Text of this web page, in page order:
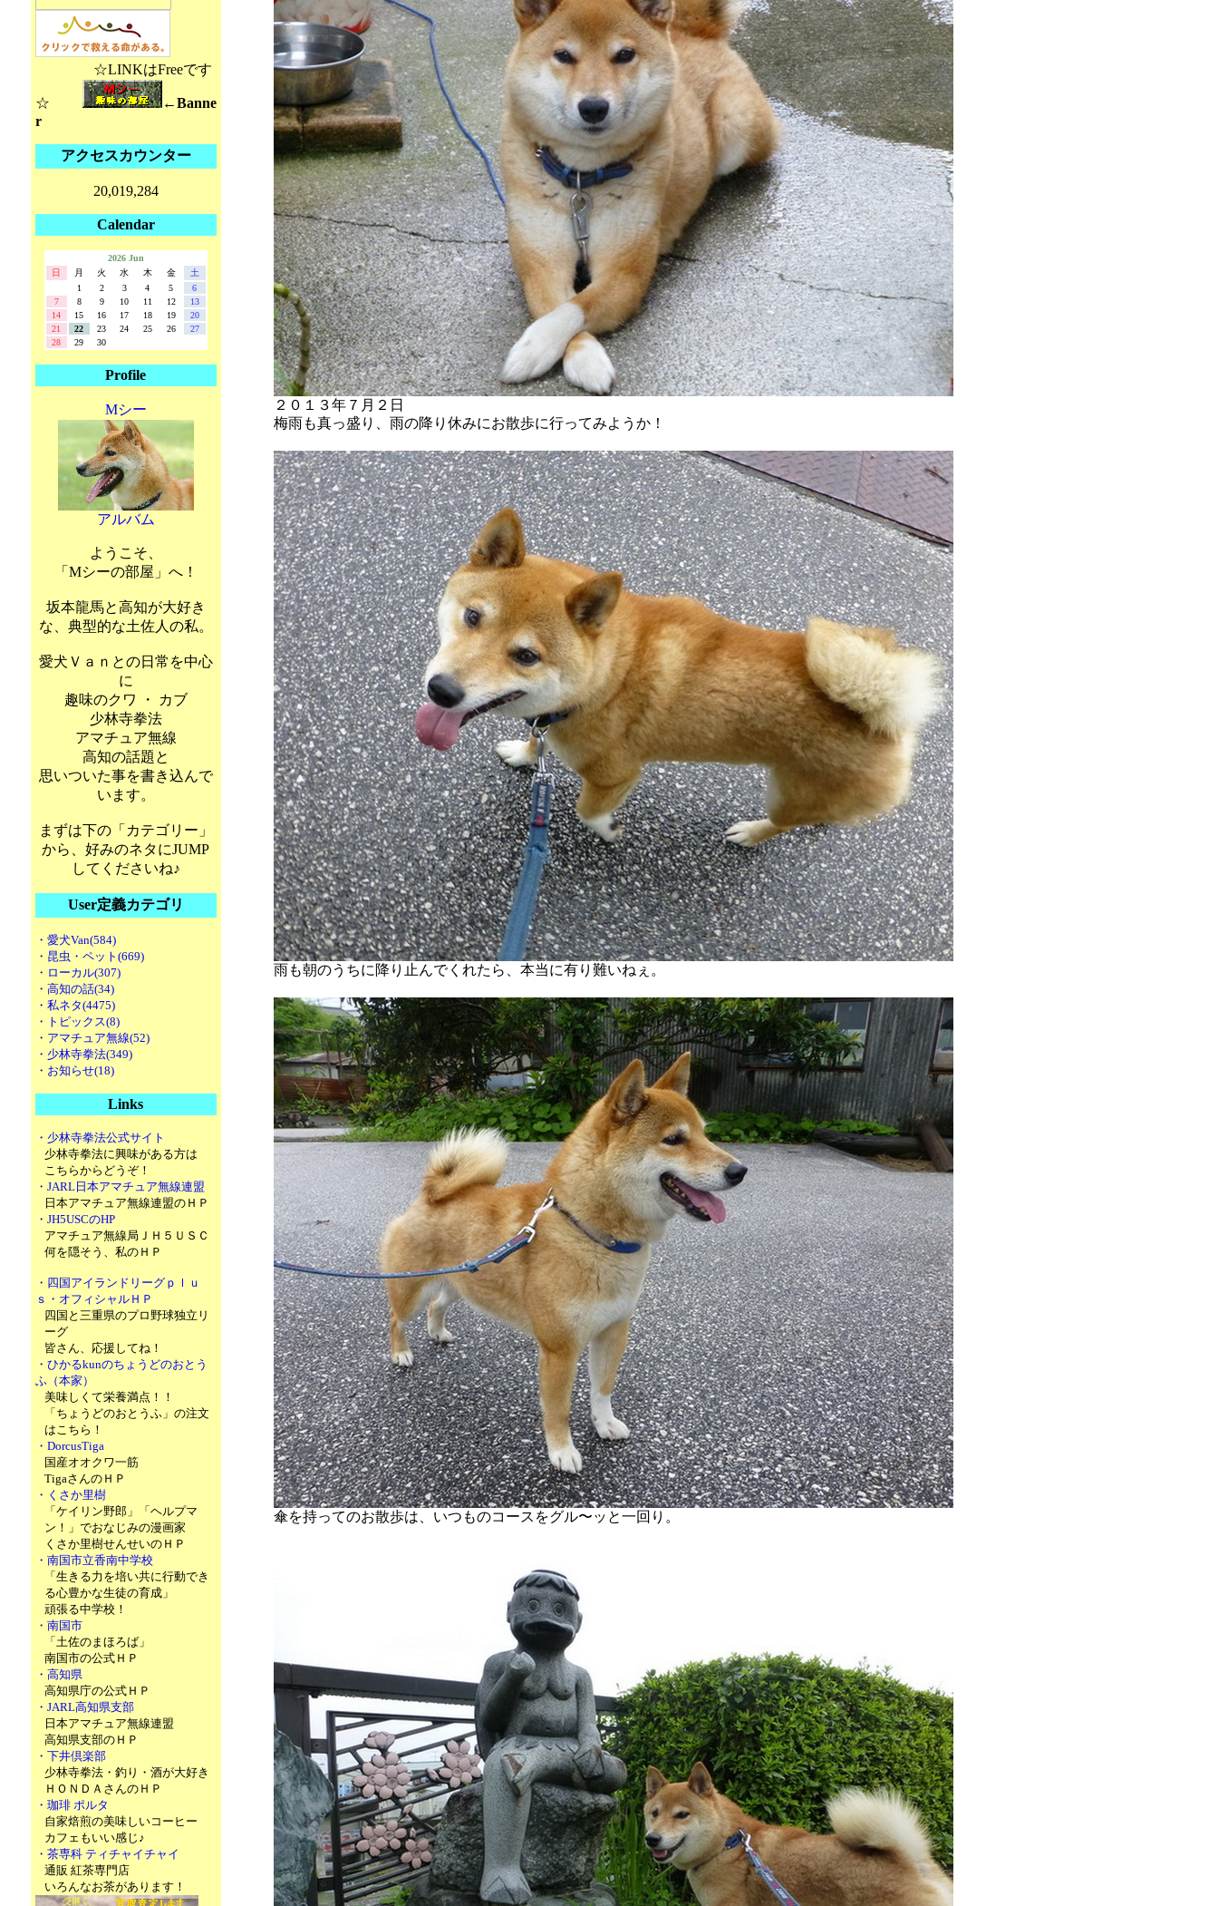
☆LINKはFreeです
☆
←Banne
r
アクセスカウンター
20,019,284
Calendar
2026 Jun
日
月 火 水 木 金
土
1
2 3 4 5
6
7
8 9 10 11 12
13
14
15 16 17 18 19
20
21
22 23 24 25 26
27
28
29 30
Profile
Mシー
アルバム
ようこそ、
「Mシーの部屋」へ！
坂本龍馬と高知が大好き
な、典型的な土佐人の私。
愛犬Ｖａｎとの日常を中心
に
趣味のクワ ・ カブ
少林寺拳法
アマチュア無線
高知の話題と
思いついた事を書き込んで
います。
まずは下の「カテゴリー」
から、好みのネタにJUMP
してくださいね♪
User定義カテゴリ
・愛犬Van(584)
・昆虫・ペット(669)
・ローカル(307)
・高知の話(34)
・私ネタ(4475)
・トピックス(8)
・アマチュア無線(52)
・少林寺拳法(349)
・お知らせ(18)
Links
・少林寺拳法公式サイト
少林寺拳法に興味がある方は
こちらからどうぞ！
・JARL日本アマチュア無線連盟
日本アマチュア無線連盟のＨＰ
・JH5USCのHP
アマチュア無線局ＪＨ５ＵＳＣ
何を隠そう、私のＨＰ
・四国アイランドリーグｐｌｕ
ｓ・オフィシャルＨＰ
四国と三重県のプロ野球独立リ
ーグ
皆さん、応援してね！
・ひかるkunのちょうどのおとう
ふ（本家）
美味しくて栄養満点！！
「ちょうどのおとうふ」の注文
はこちら！
・DorcusTiga
国産オオクワ一筋
TigaさんのＨＰ
・くさか里樹
「ケイリン野郎」「ヘルプマ
ン！」でおなじみの漫画家
くさか里樹せんせいのＨＰ
・南国市立香南中学校
「生きる力を培い共に行動でき
る心豊かな生徒の育成」
頑張る中学校！
・南国市
「土佐のまほろば」
南国市の公式ＨＰ
・高知県
高知県庁の公式ＨＰ
・JARL高知県支部
日本アマチュア無線連盟
高知県支部のＨＰ
・下井倶楽部
少林寺拳法・釣り・酒が大好き
ＨＯＮＤＡさんのＨＰ
・珈琲 ポルタ
自家焙煎の美味しいコーヒー
カフェもいい感じ♪
・茶専科 ティチャイチャイ
通販 紅茶専門店
いろんなお茶があります！
２０１３年７月２日
梅雨も真っ盛り、雨の降り休みにお散歩に行ってみようか！
雨も朝のうちに降り止んでくれたら、本当に有り難いねぇ。
傘を持ってのお散歩は、いつものコースをグル〜ッと一回り。